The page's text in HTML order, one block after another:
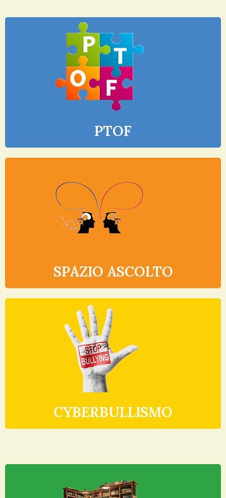
PTOF
SPAZIO ASCOLTO
CYBERBULLISMO